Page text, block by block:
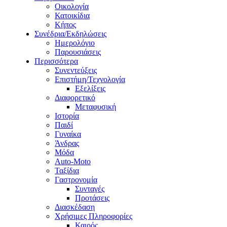
Οικολογία
Κατοικίδια
Κήπος
Συνέδρια/Εκδηλώσεις
Ημερολόγιο
Παρουσιάσεις
Περισσότερα
Συνεντεύξεις
Επιστήμη/Τεχνολογία
Εξελίξεις
Διαφορετικό
Μεταφυσική
Ιστορία
Παιδί
Γυναίκα
Άνδρας
Μόδα
Auto-Moto
Ταξίδια
Γαστρονομία
Συνταγές
Προτάσεις
Διασκέδαση
Χρήσιμες Πληροφορίες
Καιρός